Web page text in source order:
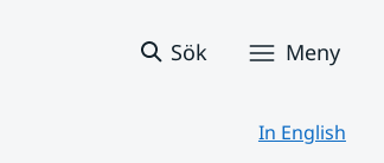
Sök Meny
In English